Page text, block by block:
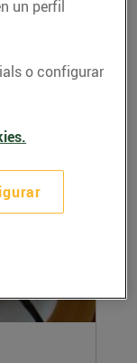
si cal, l’aire
també...
un perfil
o configurar